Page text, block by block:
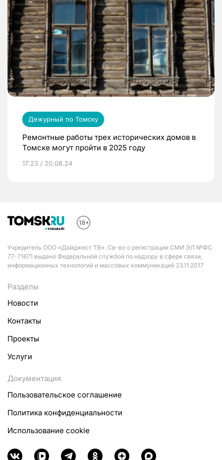
Дежурный по Томску
Ремонтные работы трех исторических домов в
Томске могут пройти в 2025 году
17:23 / 20.08.24
Учредитель ООО «Дайджест ТВ». Св-во о регистрации СМИ ЭЛ №ФС
77-71671 выдано Федеральной службой по надзору в сфере связи,
информационных технологий и массовых коммуникаций 23.11.2017
Разделы
Новости
Контакты
Проекты
Услуги
Документация
Пользовательское соглашение
Политика конфиденциальности
Использование cookie